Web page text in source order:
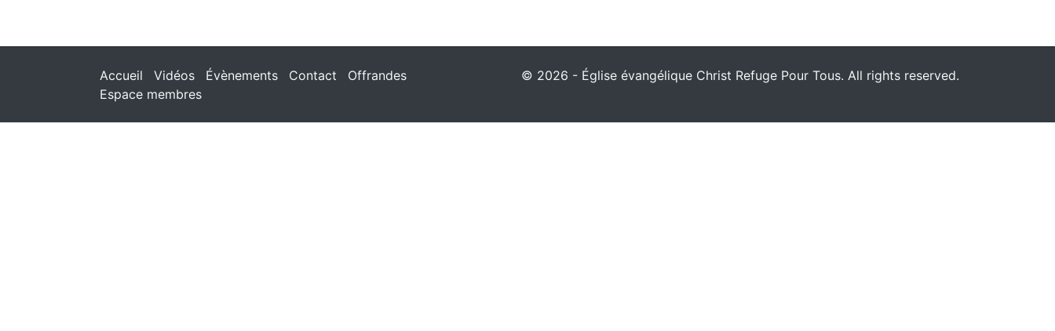
Accueil Vidéos Évènements Contact
Offrandes
Espace membres
© 2026 - Église évangélique Christ Refuge Pour Tous. All rights reserved.